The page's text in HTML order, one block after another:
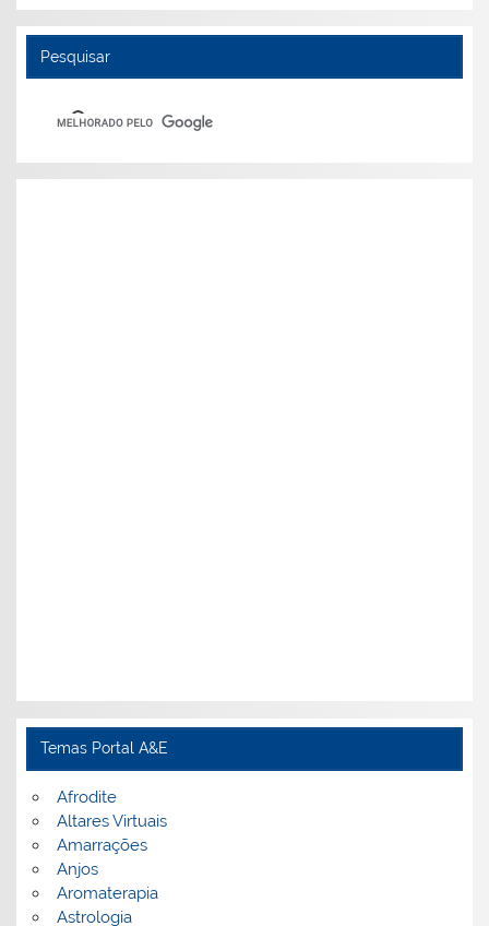
Pesquisar
Temas Portal A&E
Afrodite
Altares Virtuais
Amarrações
Anjos
Aromaterapia
Astrologia